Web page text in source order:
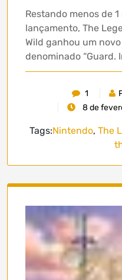
Restando menos de
lançamento, The
Wild ganhou um
denominado “Guard.
1
8 de
Tags:Nintendo, The